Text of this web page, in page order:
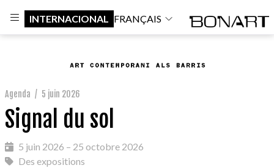
INTERNACIONAL FRANÇAIS
Agenda / 5 juin 2026
Signal du sol
5 juin 2026 – 25 octobre 2026
Des expositions